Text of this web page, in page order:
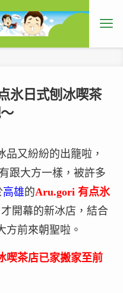
氷日式刨冰喫茶
品又紛紛的出籠啦，
跟大方一樣，被許多
高雄的Aru.gori 有点氷
開幕的新冰店，結合
方前來朝聖啦。
喫茶店已家搬家至前